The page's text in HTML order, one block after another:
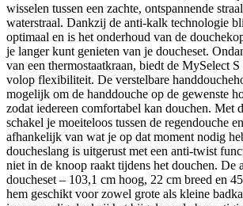
wisselen tussen een zachte, ontspannende
waterstraal. Dankzij de anti-kalk technologie
optimaal en is het onderhoud van de
je langer kunt genieten van je doucheset.
van een thermostaatkraan, biedt de MySelect
volop flexibiliteit. De verstelbare
mogelijk om de handdouche op de gewenste
zodat iedereen comfortabel kan douchen. Met
schakel je moeiteloos tussen de regendouche
afhankelijk van wat je op dat moment nodig
doucheslang is uitgerust met een anti-twist
niet in de knoop raakt tijdens het douchen. De
doucheset – 103,1 cm hoog, 22 cm breed en
hem geschikt voor zowel grote als kleine